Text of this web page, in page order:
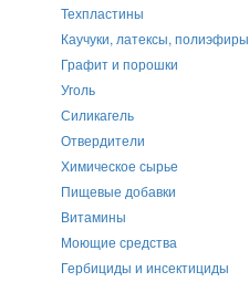
Техпластины
Каучуки, латексы, полиэфиры
Графит и порошки
Уголь
Силикагель
Отвердители
Химическое сырье
Пищевые добавки
Витамины
Моющие средства
Гербициды и инсектициды